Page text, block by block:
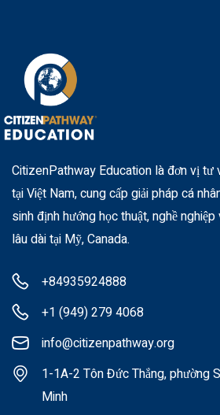
CitizenPathway Education là đơn vị tư
tại Việt Nam, cung cấp giải pháp cá
sinh định hướng học thuật, nghề
lâu dài tại Mỹ, Canada.
+84935924888
+1 (949) 279 4068
info@citizenpathway.org
1-1A-2 Tôn Đức Thắng, phường
Minh